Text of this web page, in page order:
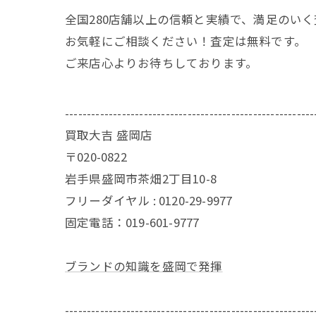
全国280店舗以上の信頼と実績で、満足のいく
お気軽にご相談ください！査定は無料です。
ご来店心よりお待ちしております。
買取大吉 盛岡店
〒020-0822
岩手県盛岡市茶畑2丁目10-8
フリーダイヤル : 0120-29-9977
固定電話：019-601-9777
ブランドの知識を盛岡で発揮